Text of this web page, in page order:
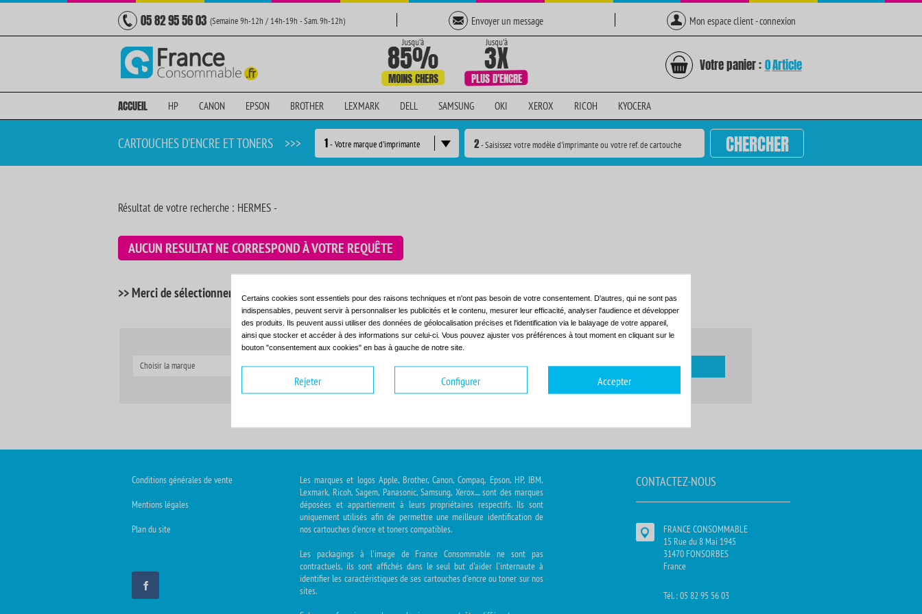
05 82 95 56 03 (Semaine 9h-12h / 14h-19h - Sam. 9h-12h) Envoyer un message Mon espace client - connexion
Votre panier : 0Article
ACCUEIL HP CANON EPSON BROTHER LEXMARK DELL SAMSUNG OKI XEROX RICOH KYOCERA
CARTOUCHES D'ENCRE ET TONERS >>> 1- Votre marque d'imprimante 2- Saisissez votre modèle d'imprimante ou votre ref. de cartouche CHERCHER
Résultat de votre recherche : HERMES -
AUCUN RESULTAT NE CORRESPOND À VOTRE REQUÊTE
>> Merci de sélectionner votre imprimante en utilisant le moteur de recherche ci-dessous:
Choisir la marque Choisir la gamme Choisir le modèle
Conditions générales de vente
Mentions légales
Plan du site
Les marques et logos Apple, Brother, Canon, Compaq, Epson, HP, IBM,
Lexmark, Ricoh, Sagem, Panasonic, Samsung, Xerox.... sont des marques
déposées et appartiennent à leurs propriétaires respectifs. Ils sont
uniquement utilisés afin de permettre une meilleure identification de
nos cartouches d'encre et toners compatibles.
Les packagings à l'image de France Consommable ne sont pas
contractuels, ils sont affichés dans le seul but d'aider l'internaute à
identifier les caractéristiques de ses cartouches d'encre ou toner sur nos
sites.
CONTACTEZ-NOUS
FRANCE CONSOMMABLE
15 Rue du 8 Mai 1945
31470 FONSORBES
France
Tél. : 05 82 95 56 03
Certains cookies sont essentiels pour des raisons techniques et n'ont pas besoin de votre consentement. D'autres, qui ne sont pas
indispensables, peuvent servir à personnaliser les publicités et le contenu, mesurer leur efficacité, analyser l'audience et développer
des produits. Ils peuvent aussi utiliser des données de géolocalisation précises et l'identification via le balayage de votre appareil,
ainsi que stocker et accéder à des informations sur celui-ci. Vous pouvez ajuster vos préférences à tout moment en cliquant sur le
bouton "consentement aux cookies" en bas à gauche de notre site.
Rejeter Configurer Accepter